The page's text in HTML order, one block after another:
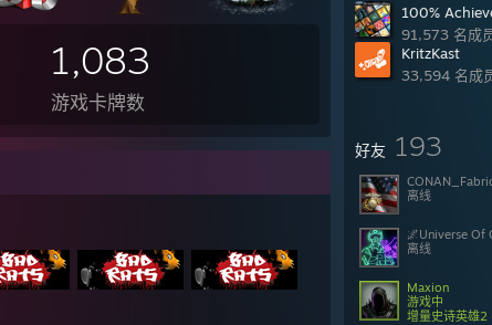
100%
91,573 名成
KritzKast
33,594 名成
好友 193
离线
🌌Universe Of
离线
Maxion
游戏中
增量史诗英雄2 -
1,083
游戏卡牌数